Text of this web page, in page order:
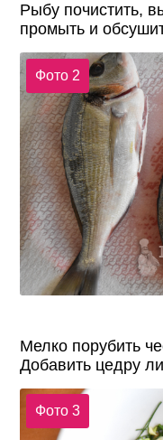
Рыбу почистить,
промыть и
Фото 2
Мелко порубить
Добавить цедру
Фото 3